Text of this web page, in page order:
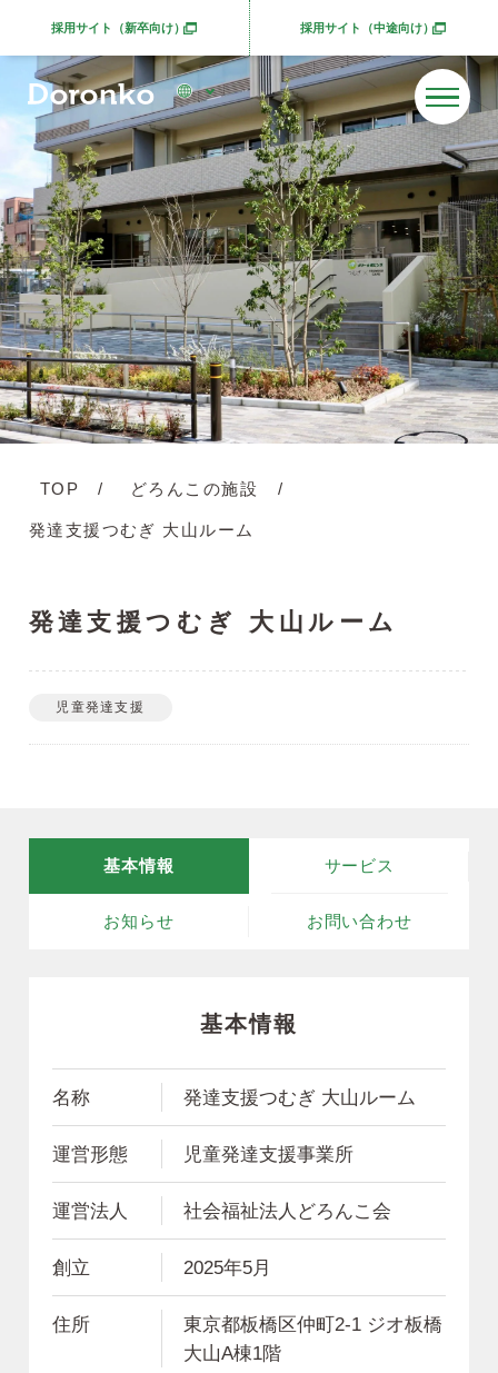
採用サイト（新卒向け）別ウィンドウで開きます 採用サイト（中途向け）別ウィンドウで開きま
TOP どろんこの施設
発達支援つむぎ 大山ルーム
発達支援つむぎ 大山ルーム
児童発達支援
基本情報 サービス
お知らせ お問い合わせ
基本情報
名称 発達支援つむぎ 大山ルーム
運営形態 児童発達支援事業所
運営法人 社会福祉法人どろんこ会
創立 2025年5月
住所
東京都板橋区仲町2-1 ジオ板橋
大山A棟1階